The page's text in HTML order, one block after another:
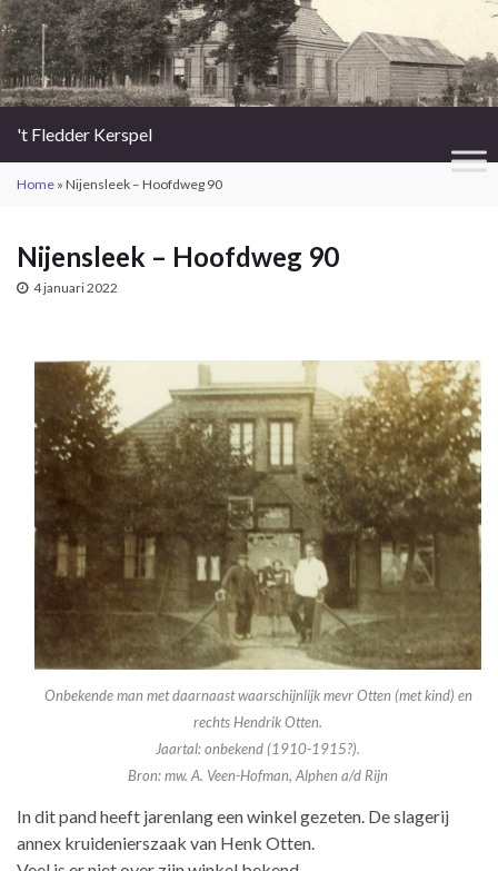
't Fledder Kerspel
Home » Nijensleek – Hoofdweg 90
Nijensleek – Hoofdweg 90
4 januari 2022
Onbekende man met daarnaast waarschijnlijk mevr Otten (met kind) en
rechts Hendrik Otten.
Jaartal: onbekend (1910-1915?).
Bron: mw. A. Veen-Hofman, Alphen a/d Rijn
In dit pand heeft jarenlang een winkel gezeten. De slagerij
annex kruidenierszaak van Henk Otten.